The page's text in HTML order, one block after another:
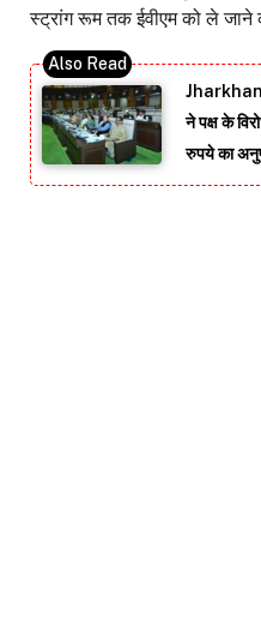
स्ट्रांग रूम तक ईवीएम को ले जाने
ने पक्ष के
रुपये का